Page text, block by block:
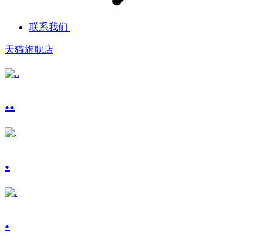
联系我们
天猫旗舰店
..
.
.